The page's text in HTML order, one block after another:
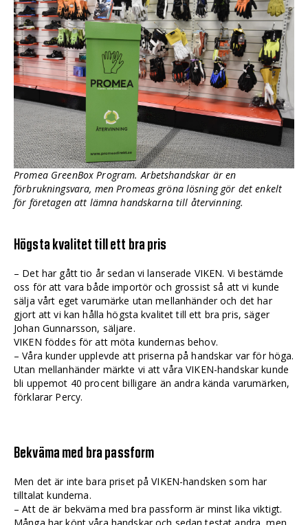
Promea GreenBox Program. Arbetshandskar är en
förbrukningsvara, men Promeas gröna lösning gör det enkelt
för företagen att lämna handskarna till återvinning.
Högsta kvalitet till ett bra pris
– Det har gått tio år sedan vi lanserade VIKEN. Vi bestämde
oss för att vara både importör och grossist så att vi kunde
sälja vårt eget varumärke utan mellanhänder och det har
gjort att vi kan hålla högsta kvalitet till ett bra pris, säger
Johan Gunnarsson, säljare.
VIKEN föddes för att möta kundernas behov.
– Våra kunder upplevde att priserna på handskar var för höga.
Utan mellanhänder märkte vi att våra VIKEN-handskar kunde
bli uppemot 40 procent billigare än andra kända varumärken,
förklarar Percy.
Bekväma med bra passform
Men det är inte bara priset på VIKEN-handsken som har
tilltalat kunderna.
– Att de är bekväma med bra passform är minst lika viktigt.